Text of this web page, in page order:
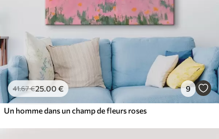
41.67€25.00 € 9
Un homme dans un champ de fleurs roses